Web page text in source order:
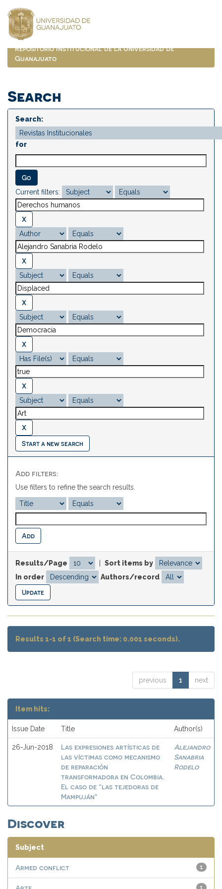
navigation
Repositorio Institucional de la Universidad de
Guanajuato
Search
Search:
for
Current filters:
Start a new search
Add filters:
Use filters to refine the search results.
Results/Page
Sort items by
In order
Authors/record
Results 1-1 of 1 (Search time: 0.001 seconds).
previous 1 next
Item hits:
Issue Date Title Author(s)
26-Jun-2018
Las expresiones artísticas de
las víctimas como mecanismo
de reparación
transformadora en Colombia.
El caso de “las tejedoras de
Mampuján"
Alejandro
Sanabria
Rodelo
Discover
Subject
1
Armed conflict
1